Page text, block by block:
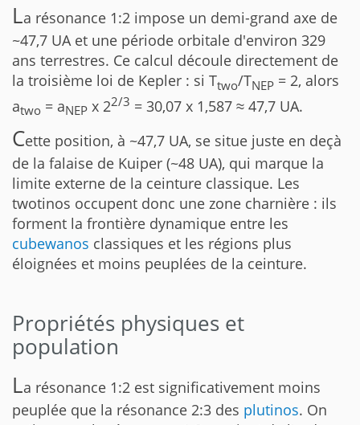
La résonance 1:2 impose un demi-grand axe de
~47,7 UA et une période orbitale d'environ 329
ans terrestres. Ce calcul découle directement de
la troisième loi de Kepler : si Ttwo/TNEP = 2, alors
atwo = aNEP x 22/3 = 30,07 x 1,587 ≈ 47,7 UA.
Cette position, à ~47,7 UA, se situe juste en deçà
de la falaise de Kuiper (~48 UA), qui marque la
limite externe de la ceinture classique. Les
twotinos occupent donc une zone charnière : ils
forment la frontière dynamique entre les
cubewanos classiques et les régions plus
éloignées et moins peuplées de la ceinture.
Propriétés physiques et
population
La résonance 1:2 est significativement moins
peuplée que la résonance 2:3 des plutinos. On